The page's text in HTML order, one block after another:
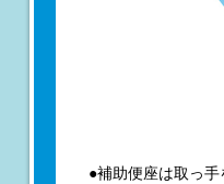
●補助便座は取っ